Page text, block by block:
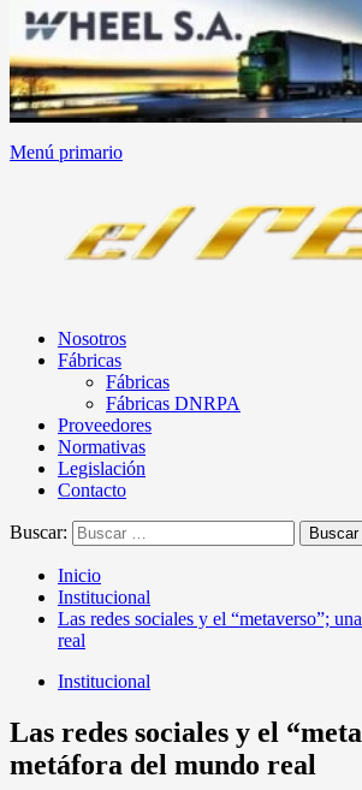
Menú primario
Nosotros
Fábricas
Fábricas
Fábricas DNRPA
Proveedores
Normativas
Legislación
Contacto
Buscar:
Inicio
Institucional
Las redes sociales y el “metaverso”;
real
Institucional
Las redes sociales y el
metáfora del mundo real